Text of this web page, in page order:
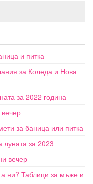
и питка
за Коледа и Нова
за 2022 година
за баница или питка
луната за 2023
вечер
ни? Таблици за мъже и